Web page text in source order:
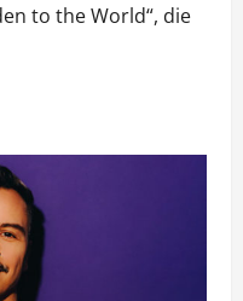
to the World“, die